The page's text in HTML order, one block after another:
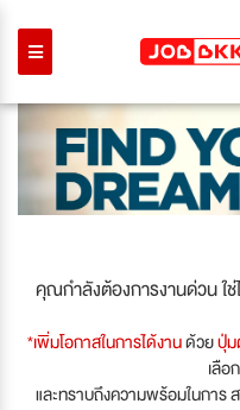
คุณกำลังต้องการงานด่วน ใช่
*เพิ่มโอกาสในการได้งานด้วยปุ่
เลือ
และทราบถึงความพร้อมในการ